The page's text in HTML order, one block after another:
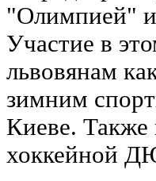
"Олимпией"
Участие в
львовянам
зимним
Киеве.
хоккейной